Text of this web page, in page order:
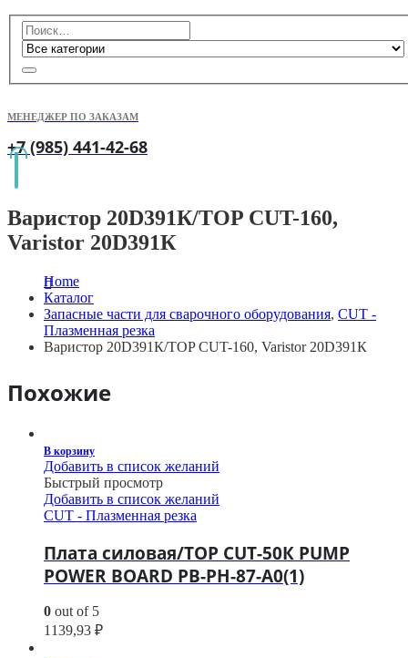
МЕНЕДЖЕР ПО ЗАКАЗАМ
+7 (985) 441-42-68
Варистор 20D391К/TOP CUT-160,
Varistor 20D391К
Home
Каталог
Запасные части для сварочного оборудования, CUT -
Плазменная резка
Варистор 20D391К/TOP CUT-160, Varistor 20D391К
Похожие
В корзину
Добавить в список желаний
Быстрый просмотр
Добавить в список желаний
CUT - Плазменная резка
Плата силовая/TOP CUT-50К PUMP
POWER BOARD PB-PH-87-A0(1)
0 out of 5
1139,93 ₽